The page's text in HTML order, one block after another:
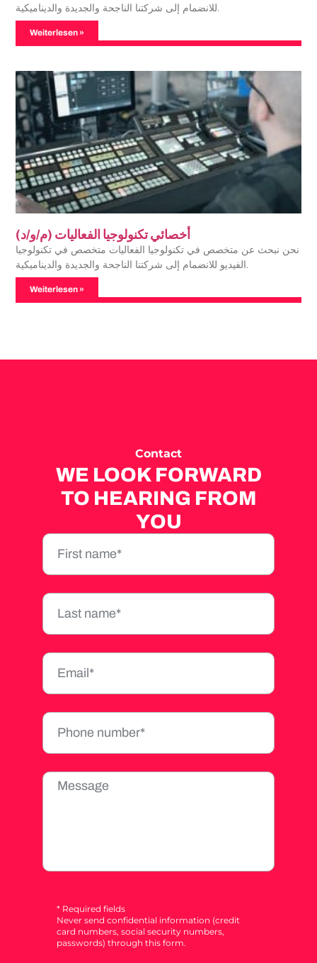
للانضمام إلى شركتنا الناجحة والجديدة والديناميكية.
Weiterlesen »
أخصائي تكنولوجيا الفعاليات (م/و/د)
نحن نبحث عن متخصص في تكنولوجيا الفعاليات متخصص في تكنولوجيا
الفيديو للانضمام إلى شركتنا الناجحة والجديدة والديناميكية.
Weiterlesen »
Contact
WE LOOK FORWARD
TO HEARING FROM
YOU
* Required fields
Never send confidential information (credit
card numbers, social security numbers,
passwords) through this form.